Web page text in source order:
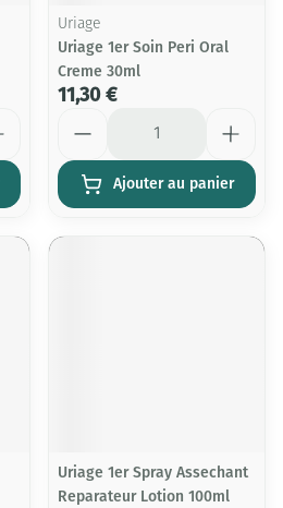
Uriage
Uriage 1er Soin Peri Oral
Creme 30ml
11,30 €
Ajouter au panier
Uriage 1er Spray Assechant
Reparateur Lotion 100ml